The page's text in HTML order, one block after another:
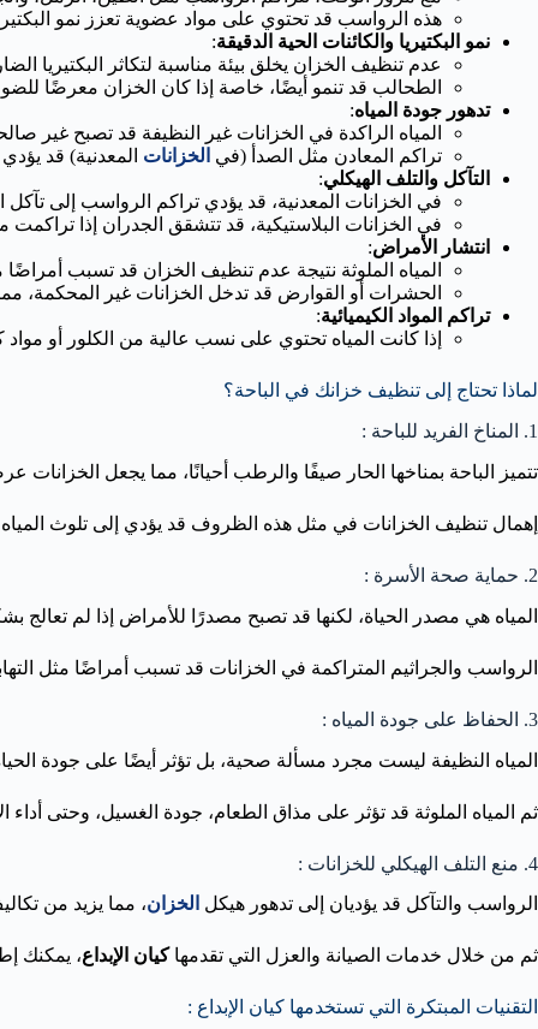
هذه الرواسب قد تحتوي على مواد عضوية تعزز نمو
نمو البكتيريا والكائنات الحية الدقيقة:
عدم تنظيف الخزان يخلق بيئة مناسبة لتكاثر البكتيريا
الطحالب قد تنمو أيضًا، خاصة إذا كان الخزان معرضًا
تدهور جودة المياه:
المياه الراكدة في الخزانات غير النظيفة قد تصبح غير
تراكم المعادن مثل الصدأ (في الخزانات المعدنية) قد
التآكل والتلف الهيكلي:
في الخزانات المعدنية، قد يؤدي تراكم الرواسب إلى
في الخزانات البلاستيكية، قد تتشقق الجدران إذا
انتشار الأمراض:
المياه الملوثة نتيجة عدم تنظيف الخزان قد تسبب أمراضًا
الحشرات أو القوارض قد تدخل الخزانات غير المحكمة،
تراكم المواد الكيميائية:
إذا كانت المياه تحتوي على نسب عالية من الكلور أو
لماذا تحتاج إلى تنظيف خزانك في الباحة؟
1. المناخ الفريد للباحة :
تتميز الباحة بمناخها الحار صيفًا والرطب أحيانًا، مما يجعل
إهمال تنظيف الخزانات في مثل هذه الظروف قد يؤدي إلى تلوث
2. حماية صحة الأسرة :
المياه هي مصدر الحياة، لكنها قد تصبح مصدرًا للأمراض إذا لم تعالج
الرواسب والجراثيم المتراكمة في الخزانات قد تسبب أمراضًا مثل
3. الحفاظ على جودة المياه :
المياه النظيفة ليست مجرد مسألة صحية، بل تؤثر أيضًا على جودة
ثم المياه الملوثة قد تؤثر على مذاق الطعام، جودة الغسيل، وحتى أداء
4. منع التلف الهيكلي للخزانات :
الرواسب والتآكل قد يؤديان إلى تدهور هيكل الخزان، مما يزيد من
ثم من خلال خدمات الصيانة والعزل التي تقدمهاكيان الإبداع، يمكنك
التقنيات المبتكرة التي تستخدمها كيان الإبداع :